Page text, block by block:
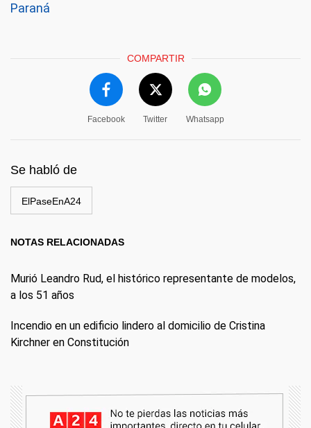
Paraná
COMPARTIR
Facebook Twitter Whatsapp
Se habló de
ElPaseEnA24
NOTAS RELACIONADAS
Murió Leandro Rud, el histórico representante de modelos,
a los 51 años
Incendio en un edificio lindero al domicilio de Cristina
Kirchner en Constitución